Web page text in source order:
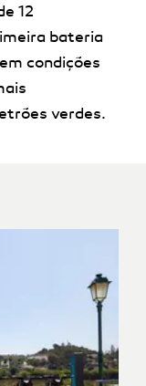
12
bateria
condições
verdes.